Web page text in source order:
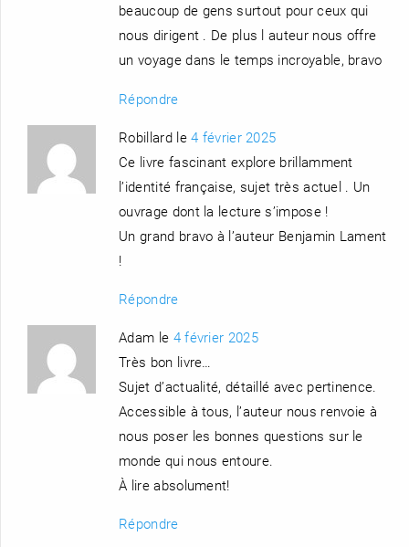
beaucoup de gens surtout pour ceux qui
nous dirigent . De plus l auteur nous offre
un voyage dans le temps incroyable, bravo
Répondre
Robillard le4 février 2025
Ce livre fascinant explore brillamment
l’identité française, sujet très actuel . Un
ouvrage dont la lecture s’impose !
Un grand bravo à l’auteur Benjamin Lament
!
Répondre
Adam le 4 février 2025
Très bon livre…
Sujet d’actualité, détaillé avec pertinence.
Accessible à tous, l’auteur nous renvoie à
nous poser les bonnes questions sur le
monde qui nous entoure.
À lire absolument!
Répondre